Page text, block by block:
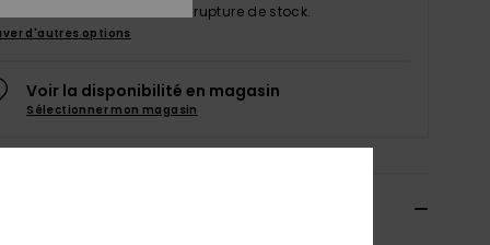
produit est actuellement en rupture de stock.
d'autres options
Voir la disponibilité en magasin
Sélectionner mon magasin